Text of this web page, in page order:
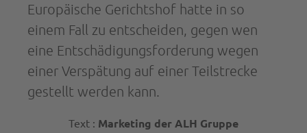
Europäische Gerichtshof hatte in so
einem Fall zu entscheiden, gegen wen
eine Entschädigungsforderung wegen
einer Verspätung auf einer Teilstrecke
gestellt werden kann.
Text : Marketing der ALH Gruppe